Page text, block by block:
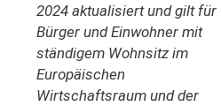
2024 aktualisiert und gilt für
Bürger und Einwohner mit
ständigem Wohnsitz im
Europäischen
Wirtschaftsraum und der